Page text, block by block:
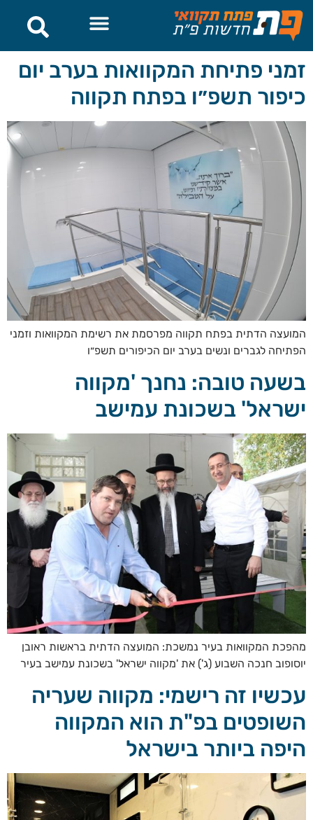
לתוכן
זמני פתיחת המקוואות בערב יום
כיפור תשפ״ו בפתח תקווה
המועצה הדתית בפתח תקווה מפרסמת את רשימת המקוואות וזמני
הפתיחה לגברים ונשים בערב יום הכיפורים תשפ״ו
בשעה טובה: נחנך 'מקווה
ישראל' בשכונת עמישב
מהפכת המקוואות בעיר נמשכת: המועצה הדתית בראשות ראובן
יוסופוב חנכה השבוע (ג') את 'מקווה ישראל' בשכונת עמישב בעיר
עכשיו זה רישמי: מקווה שעריה
השופטים בפ"ת הוא המקווה
היפה ביותר בישראל